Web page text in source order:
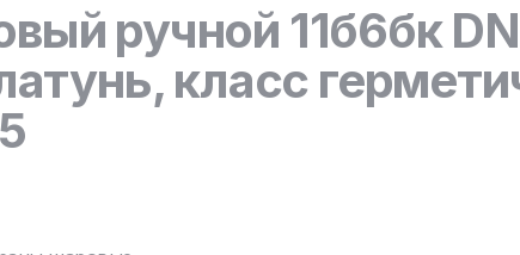
ручной 11б6бк
класс